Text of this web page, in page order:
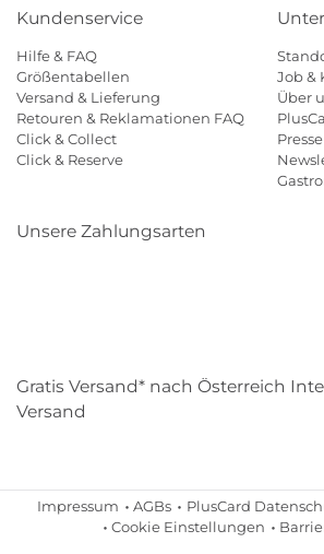
Kundenservice
Hilfe & FAQ
Größentabellen
Versand & Lieferung
Retouren & Reklamationen FAQ
Click & Collect
Click & Reserve
Job &
Über
Presse
Unsere Zahlungsarten
Gratis Versand* nach Österreich
Versand
Impressum AGBs PlusCard
Cookie Einstellungen